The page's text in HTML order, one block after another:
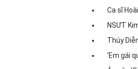
Ca sĩ
NSƯT
Thúy
'Em gái